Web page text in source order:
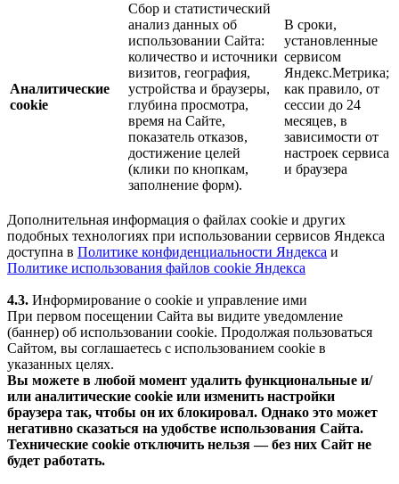
Аналитические
cookie
Сбор и статистический
анализ данных об
использовании Сайта:
количество и источники
визитов, география,
устройства и браузеры,
глубина просмотра,
время на Сайте,
показатель отказов,
достижение целей
(клики по кнопкам,
заполнение форм).
В сроки,
установленные
сервисом
Яндекс.Метрика;
как правило, от
сессии до 24
месяцев, в
зависимости от
настроек сервиса
и браузера
Дополнительная информация о файлах cookie и других
подобных технологиях при использовании сервисов Яндекса
доступна в Политике конфиденциальности Яндекса и
Политике использования файлов cookie Яндекса
4.3. Информирование о cookie и управление ими
При первом посещении Сайта вы видите уведомление
(баннер) об использовании cookie. Продолжая пользоваться
Сайтом, вы соглашаетесь с использованием cookie в
указанных целях.
Вы можете в любой момент удалить функциональные и/
или аналитические cookie или изменить настройки
браузера так, чтобы он их блокировал. Однако это может
негативно сказаться на удобстве использования Сайта.
Технические cookie отключить нельзя — без них Сайт не
будет работать.